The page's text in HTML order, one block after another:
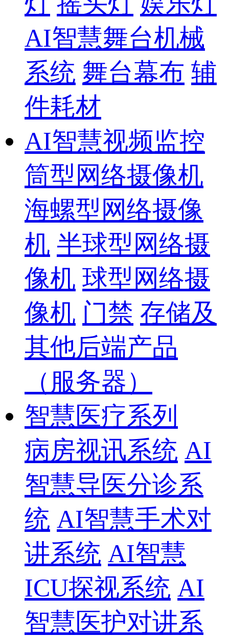
AI智慧舞台机械
系统 舞台幕布 辅
件耗材
AI智慧视频监控
筒型网络摄像机
海螺型网络摄像
机 半球型网络摄
像机 球型网络摄
像机 门禁 存储及
其他后端产品
（服务器）
智慧医疗系列
病房视讯系统 AI
智慧导医分诊系
统 AI智慧手术对
讲系统 AI智慧
ICU探视系统 AI
智慧医护对讲系